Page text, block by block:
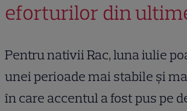
eforturilor din
Pentru nativii Rac, luna iulie
unei perioade mai stabile și
în care accentul a fost pus pe